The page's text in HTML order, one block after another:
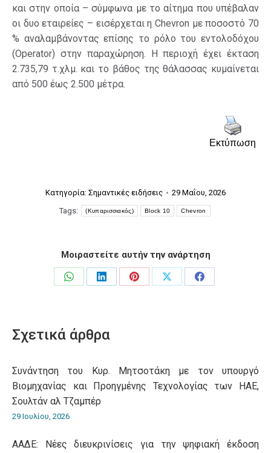
και στην οποία – σύμφωνα με το αίτημα που υπέβαλαν
οι δυο εταιρείες – εισέρχεται η Chevron με ποσοστό 70
% αναλαμβάνοντας επίσης το ρόλο του εντολοδόχου
(Operator) στην παραχώρηση. Η περιοχή έχει έκταση
2.735,79 τ.χλμ. και το βάθος της θάλασσας κυμαίνεται
από 500 έως 2.500 μέτρα.
Εκτύπωση
Κατηγορία: Σημαντικές ειδήσεις
29 Μαΐου, 2026
Tags:
(Κυπαρισσιακός) Block 10 Chevron
Μοιραστείτε αυτήν την ανάρτηση
Share
Share
Share
Share
Share
Σχετικά άρθρα
Συνάντηση του Κυρ. Μητσοτάκη με τον υπουργό
Βιομηχανίας και Προηγμένης Τεχνολογίας των ΗΑΕ,
Σουλτάν αλ Τζαμπέρ
29 Ιουλίου, 2026
ΑΑΔΕ: Νέες διευκρινίσεις για την ψηφιακή έκδοση